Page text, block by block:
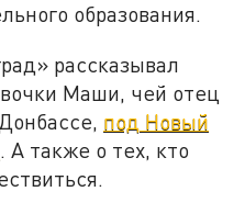
образования.
рассказывал
Маши, чей отец
под Новый
. А также о тех, кто